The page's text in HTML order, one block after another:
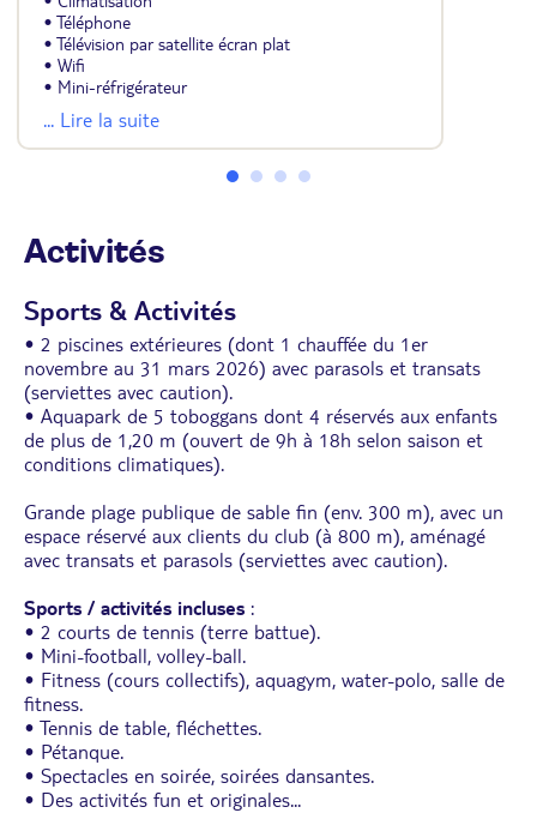
• Téléphone
• Télévision par satellite écran plat
• Wifi
• Mini-réfrigérateur
• Coffre-fort (payant)
• Carrelage
• Salle de douche avec sèche-cheveux
• Balcon ou terrasse (5 m²)
... Lire la suite
Activités
Sports & Activités
• 2 piscines extérieures (dont 1 chauffée du 1er
novembre au 31 mars 2026) avec parasols et transats
(serviettes avec caution).
• Aquapark de 5 toboggans dont 4 réservés aux enfants
de plus de 1,20 m (ouvert de 9h à 18h selon saison et
conditions climatiques).
Grande plage publique de sable fin (env. 300 m), avec un
espace réservé aux clients du club (à 800 m), aménagé
avec transats et parasols (serviettes avec caution).
Sports / activités incluses :
• 2 courts de tennis (terre battue).
• Mini-football, volley-ball.
• Fitness (cours collectifs), aquagym, water-polo, salle de
fitness.
• Tennis de table, fléchettes.
• Pétanque.
• Spectacles en soirée, soirées dansantes.
• Des activités fun et originales...